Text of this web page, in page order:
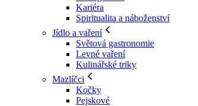
Kariéra
Spiritualita a náboženství
Jídlo a vaření
Světová gastronomie
Levné vaření
Kulinářské triky
Mazlíčci
Kočky
Pejskové